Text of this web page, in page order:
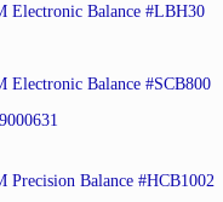
Electronic Balance #LBH30
Electronic Balance #SCB800
Precision Balance #HCB1002